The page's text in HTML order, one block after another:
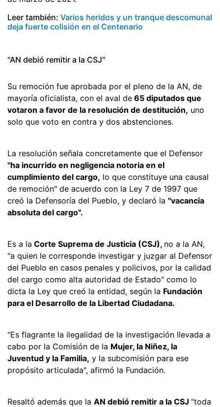
Leer también: Varios heridos y un tranque descomunal
deja fuerte colisión en el Centenario
"AN debió remitir a la CSJ"
Su remoción fue aprobada por el pleno de la AN, de
mayoría oficialista, con el aval de 65 diputados que
votaron a favor de la resolución de destitución, uno
solo que voto en contra y dos abstenciones.
La resolución señala concretamente que el Defensor
"ha incurrido en negligencia notoria en el
cumplimiento del cargo, lo que constituye una causal
de remoción" de acuerdo con la Ley 7 de 1997 que
creó la Defensoría del Pueblo, y declaró la "vacancia
absoluta del cargo".
Es a la Corte Suprema de Justicia (CSJ), no a la AN,
"a quien le corresponde investigar y juzgar al Defensor
del Pueblo en casos penales y policivos, por la calidad
del cargo como alta autoridad de Estado" como lo
dicta la Ley que creó la entidad, según la Fundación
para el Desarrollo de la Libertad Ciudadana.
"Es flagrante la ilegalidad de la investigación llevada a
cabo por la Comisión de la Mujer, la Niñez, la
Juventud y la Familia, y la subcomisión para ese
propósito articulada", afirmó la Fundación.
Resaltó además que la AN debió remitir a la CSJ "toda